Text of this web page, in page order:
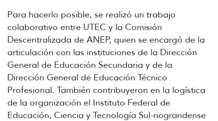
Para hacerlo posible, se realizó un trabajo
colaborativo entre UTEC y la Comisión
Descentralizada de ANEP, quien se encargó de la
articulación con las instituciones de la Dirección
General de Educación Secundaria y de la
Dirección General de Educación Técnico
Profesional. También contribuyeron en la logística
de la organización el Instituto Federal de
Educación, Ciencia y Tecnología Sul-riograndense